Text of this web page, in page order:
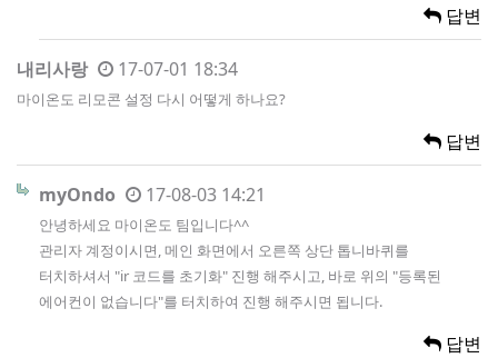
답변
내리사랑 17-07-01 18:34
마이온도 리모콘 설정 다시 어떻게 하나요?
답변
myOndo 17-08-03 14:21
안녕하세요 마이온도 팀입니다^^
관리자 계정이시면, 메인 화면에서 오른쪽 상단 톱니바퀴를
터치하셔서 "ir 코드를 초기화" 진행 해주시고, 바로 위의 "등록된
에어컨이 없습니다"를 터치하여 진행 해주시면 됩니다.
답변